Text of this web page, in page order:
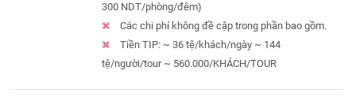
300 NDT/phòng/đêm)
Các chi phí không đề cập trong phần bao gồm.
Tiền TIP: ~ 36 tệ/khách/ngày ~ 144
tệ/người/tour ~ 560.000/KHÁCH/TOUR